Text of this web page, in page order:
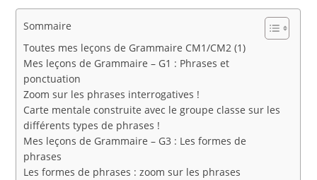
Sommaire
Toutes mes leçons de Grammaire CM1/CM2 (1)
Mes leçons de Grammaire – G1 : Phrases et
ponctuation
Zoom sur les phrases interrogatives !
Carte mentale construite avec le groupe classe sur les
différents types de phrases !
Mes leçons de Grammaire – G3 : Les formes de
phrases
Les formes de phrases : zoom sur les phrases